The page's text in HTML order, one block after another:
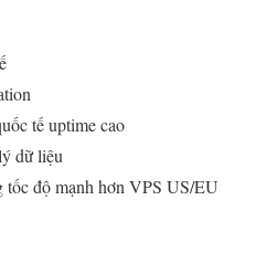
tế uptime cao
dữ liệu
độ mạnh hơn VPS US/EU